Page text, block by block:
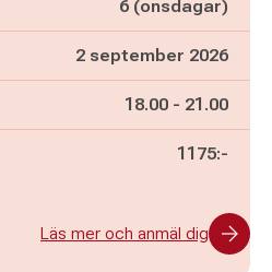
6 (onsdagar)
2 september 2026
Pågår mellan
18.00 - och
21.00
1175:-
Läs mer och anmäl dig